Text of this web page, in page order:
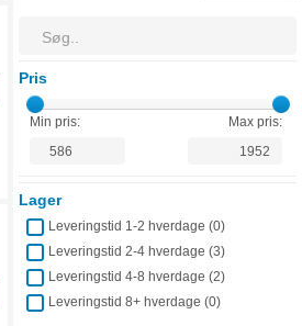
Pris
Min pris: Max pris:
Lager
Leveringstid 1-2 hverdage (0)
Leveringstid 2-4 hverdage (3)
Leveringstid 4-8 hverdage (2)
Leveringstid 8+ hverdage (0)